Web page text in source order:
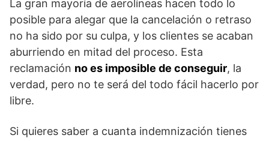
La gran mayoría de aerolíneas hacen todo lo
posible para alegar que la cancelación o retraso
no ha sido por su culpa, y los clientes se acaban
aburriendo en mitad del proceso. Esta
reclamación no es imposible de conseguir, la
verdad, pero no te será del todo fácil hacerlo por
libre.
Si quieres saber a cuanta indemnización tienes